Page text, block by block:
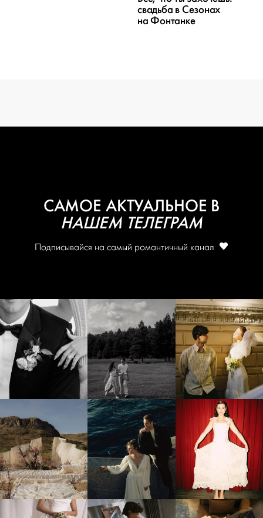
свадьба в Сезонах
на Фонтанке
САМОЕ АКТУАЛЬНОЕ В
НАШЕМ ТЕЛЕГРАМ
Подписывайся на самый романтичный канал